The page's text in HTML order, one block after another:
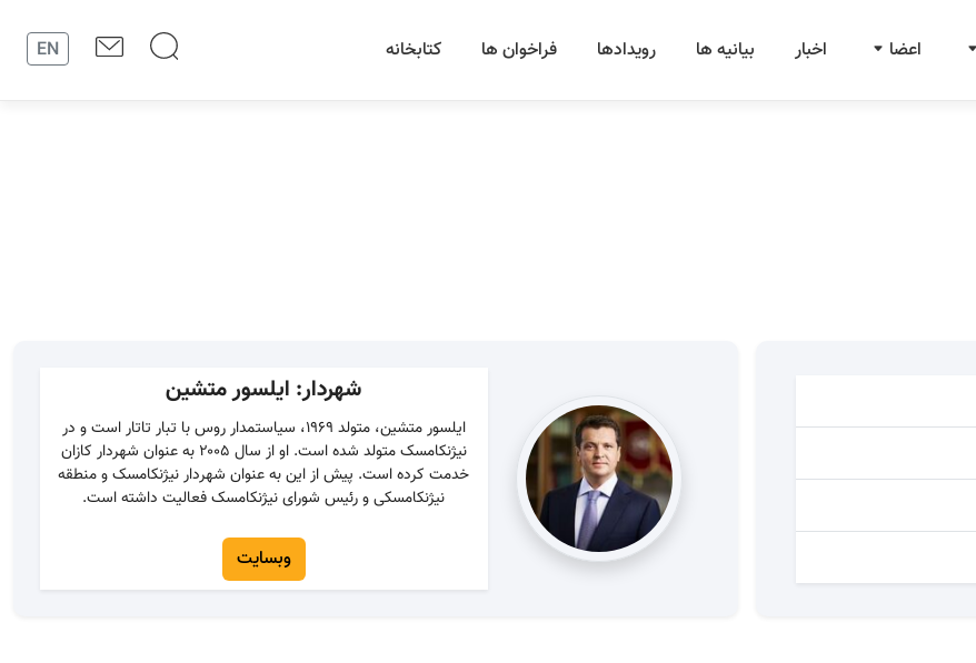
اعضا اخبار بیانیه ها رویدادها فراخوان ها کتابخانه EN
شهردار: ایلسور متشین
ایلسور متشین، متولد ۱۹۶۹، سیاستمدار روس با تبار تاتار است و در
نیژنکامسک متولد شده است. او از سال ۲۰۰۵ به عنوان شهردار کازان
خدمت کرده است. پیش از این به عنوان شهردار نیژنکامسک و منطقه
نیژنکامسکی و رئیس شورای نیژنکامسک فعالیت داشته است.
وبسایت